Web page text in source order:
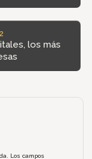
los más
Los campos